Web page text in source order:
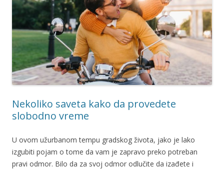
Nekoliko saveta kako da provedete
slobodno vreme
U ovom užurbanom tempu gradskog života, jako je lako
izgubiti pojam o tome da vam je zapravo preko potreban
pravi odmor. Bilo da za svoj odmor odlučite da izađete i